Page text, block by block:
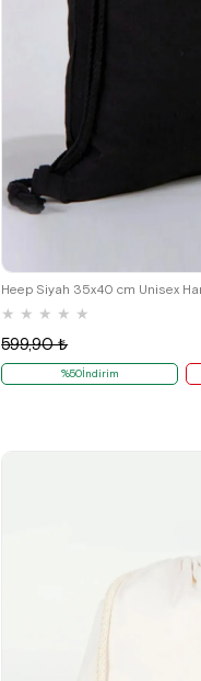
★ ★ ★ ★ ★
599,90 ₺
%50İndirim